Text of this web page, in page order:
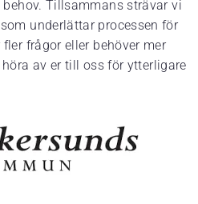
Tillsammans strävar vi
underlättar processen för
frågor eller behöver mer
av er till oss för ytterligare